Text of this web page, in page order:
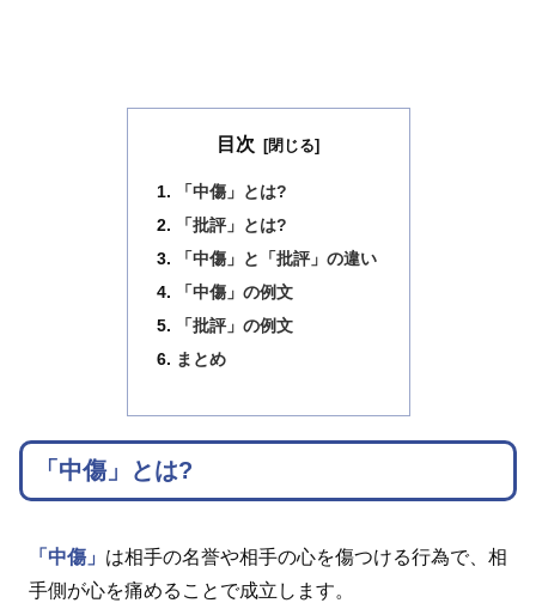
目次
「中傷」とは?
「批評」とは?
「中傷」と「批評」の違い
「中傷」の例文
「批評」の例文
まとめ
「中傷」とは?
「中傷」 は相手の名誉や相手の心を傷つける行為で、相
手側が心を痛めることで成立します。